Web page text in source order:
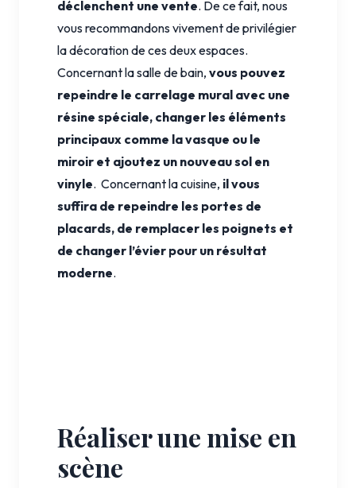
déclenchent une vente. De ce fait, nous
vous recommandons vivement de privilégier
la décoration de ces deux espaces.
Concernant la salle de bain, vous pouvez
repeindre le carrelage mural avec une
résine spéciale, changer les éléments
principaux comme la vasque ou le
miroir et ajoutez un nouveau sol en
vinyle. Concernant la cuisine, il vous
suffira de repeindre les portes de
placards, de remplacer les poignets et
de changer l’évier pour un résultat
moderne.
Réaliser une mise en
scène